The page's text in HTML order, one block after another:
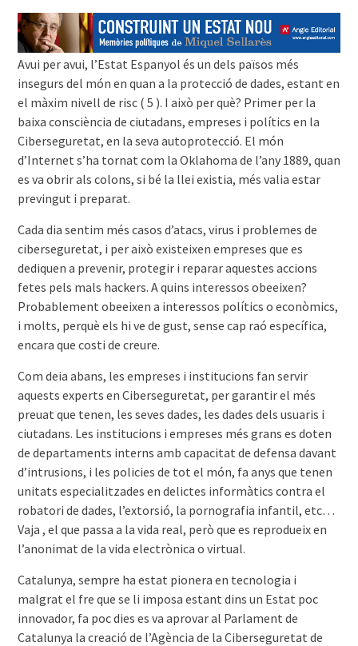
Avui per avui, l’Estat Espanyol és un dels països més
insegurs del món en quan a la protecció de dades, estant en
el màxim nivell de risc ( 5 ). I això per què? Primer per la
baixa consciència de ciutadans, empreses i polítics en la
Ciberseguretat, en la seva autoprotecció. El món
d’Internet s’ha tornat com la Oklahoma de l’any 1889, quan
es va obrir als colons, si bé la llei existia, més valia estar
previngut i preparat.
Cada dia sentim més casos d’atacs, virus i problemes de
ciberseguretat, i per això existeixen empreses que es
dediquen a prevenir, protegir i reparar aquestes accions
fetes pels mals hackers. A quins interessos obeeixen?
Probablement obeeixen a interessos polítics o econòmics,
i molts, perquè els hi ve de gust, sense cap raó específica,
encara que costi de creure.
Com deia abans, les empreses i institucions fan servir
aquests experts en Ciberseguretat, per garantir el més
preuat que tenen, les seves dades, les dades dels usuaris i
ciutadans. Les institucions i empreses més grans es doten
de departaments interns amb capacitat de defensa davant
d’intrusions, i les policies de tot el món, fa anys que tenen
unitats especialitzades en delictes informàtics contra el
robatori de dades, l’extorsió, la pornografia infantil, etc…
Vaja , el que passa a la vida real, però que es reprodueix en
l’anonimat de la vida electrònica o virtual.
Catalunya, sempre ha estat pionera en tecnologia i
malgrat el fre que se li imposa estant dins un Estat poc
innovador, fa poc dies es va aprovar al Parlament de
Catalunya la creació de l’Agència de la Ciberseguretat de